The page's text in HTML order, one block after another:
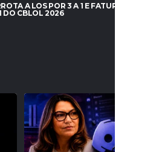
A LOS POR 3 A 1 E FATURA O
DO CBLOL 2026
JANJA PEDE BLOQUEIO DO DISCORD
NO BRASIL E...
177 24